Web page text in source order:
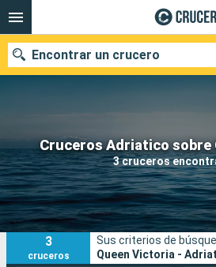
Cruceros Adriatico sobre
3 cruceros
Encontrar un crucero
Nuestros destinos
Fecha de salida
Puertos
3
cruceros
Sus criterios de
Queen Victoria -